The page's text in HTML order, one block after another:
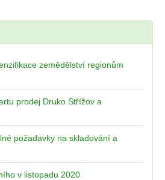
zemědělství regionům
prodej Druko Střížov a
požadavky na skladování a
v listopadu 2020